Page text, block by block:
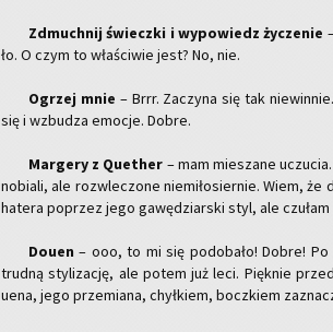
Zdmuch­nij świecz­ki i wy­po­wiedz ży­cze­nie
ło. O czym to wła­ści­wie jest? No, nie.
Ogrzej mnie – Brrr. Za­czy­na się tak
się i wzbu­dza emo­cje. Dobre.
Mar­ge­ry z Qu­ether – mam mie­sza­ne
no­bia­li, ale roz­wle­czo­ne nie­mi­ło­sier­nie. Wiem,
ha­te­ra po­przez jego ga­wę­dziar­ski styl, ale
Douen – ooo, to mi się po­do­ba­ło! Dobre!
trud­ną sty­li­za­cję, ale potem już leci. Pięk­nie
uena, jego prze­mia­na, chył­kiem, bocz­kiem